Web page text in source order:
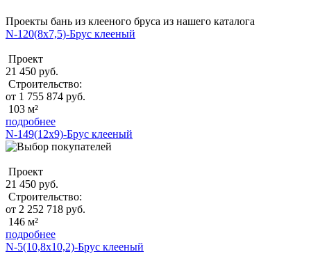
Проекты бань из клееного бруса из нашего каталога
N-120(8x7,5)-Брус клееный
Проект
21 450 руб.
Строительство:
от 1 755 874 руб.
103 м²
подробнее
N-149(12x9)-Брус клееный
Проект
21 450 руб.
Строительство:
от 2 252 718 руб.
146 м²
подробнее
N-5(10,8х10,2)-Брус клееный